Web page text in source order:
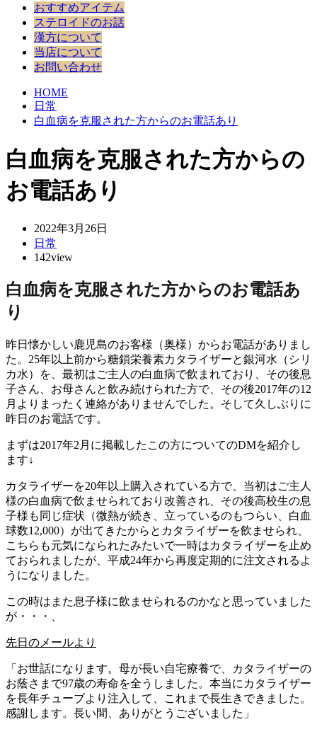
おすすめアイテム
ステロイドのお話
漢方について
当店について
お問い合わせ
HOME
日常
白血病を克服された方からのお電話あり
白血病を克服された方からの
お電話あり
2022年3月26日
日常
142view
白血病を克服された方からのお電話あ
り
昨日懐かしい鹿児島のお客様（奥様）からお電話がありまし
た。25年以上前から糖鎖栄養素カタライザーと銀河水（シリ
カ水）を、最初はご主人の白血病で飲まれており、その後息
子さん、お母さんと飲み続けられた方で、その後2017年の12
月よりまったく連絡がありませんでした。そして久しぶりに
昨日のお電話です。
まずは2017年2月に掲載したこの方についてのDMを紹介し
ます↓
カタライザーを20年以上購入されている方で、当初はご主人
様の白血病で飲ませられており改善され、その後高校生の息
子様も同じ症状（微熱が続き、立っているのもつらい、白血
球数12,000）が出てきたからとカタライザーを飲ませられ、
こちらも元気になられたみたいで一時はカタライザーを止め
ておられましたが、平成24年から再度定期的に注文されるよ
うになりました。
この時はまた息子様に飲ませられるのかなと思っていました
が・・・、
先日のメールより
「お世話になります。母が長い自宅療養で、カタライザーの
お蔭さまで97歳の寿命を全うしました。本当にカタライザー
を長年チューブより注入して、これまで長生きできました。
感謝します。長い間、ありがとうございました」